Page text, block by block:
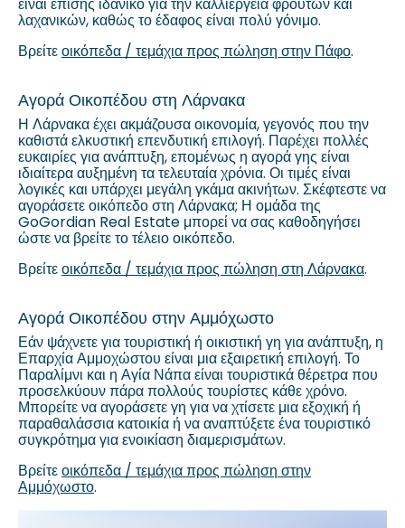
λαχανικών, καθώς το έδαφος είναι πολύ γόνιμο.
Βρείτεοικόπεδα / τεμάχια προς πώληση στην Πάφο.
Αγορά Οικοπέδου στη Λάρνακα
Η Λάρνακα έχει ακμάζουσα οικονομία, γεγονός που την
καθιστά ελκυστική επενδυτική επιλογή. Παρέχει πολλές
ευκαιρίες για ανάπτυξη, επομένως η αγορά γης είναι
ιδιαίτερα αυξημένη τα τελευταία χρόνια. Οι τιμές είναι
λογικές και υπάρχει μεγάλη γκάμα ακινήτων. Σκέφτεστε να
αγοράσετε οικόπεδο στη Λάρνακα; Η ομάδα της
GoGordian Real Estate μπορεί να σας καθοδηγήσει
ώστε να βρείτε το τέλειο οικόπεδο.
Βρείτεοικόπεδα / τεμάχια προς πώληση στη Λάρνακα.
Αγορά Οικοπέδου στην Αμμόχωστο
Εάν ψάχνετε για τουριστική ή οικιστική γη για ανάπτυξη, η
Επαρχία Αμμοχώστου είναι μια εξαιρετική επιλογή. Το
Παραλίμνι και η Αγία Νάπα είναι τουριστικά θέρετρα που
προσελκύουν πάρα πολλούς τουρίστες κάθε χρόνο.
Μπορείτε να αγοράσετε γη για να χτίσετε μια εξοχική ή
παραθαλάσσια κατοικία ή να αναπτύξετε ένα τουριστικό
συγκρότημα για ενοικίαση διαμερισμάτων.
Βρείτεοικόπεδα / τεμάχια προς πώληση στην
Αμμόχωστο.